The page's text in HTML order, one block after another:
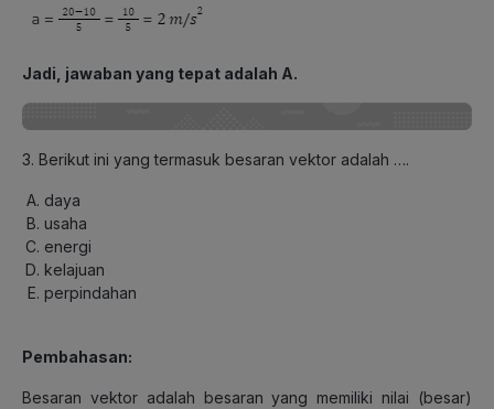
Jadi, jawaban yang tepat adalah A.
3. Berikut ini yang termasuk besaran vektor adalah ….
daya
usaha
energi
kelajuan
perpindahan
Pembahasan:
Besaran vektor adalah besaran yang memiliki nilai (besar)